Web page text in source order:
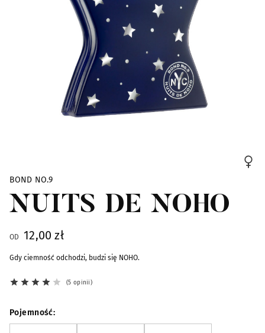
BOND NO.9
NUITS DE NOHO
OD 12,00 zł
Gdy ciemność odchodzi, budzi się NOHO.
5 opinii
Pojemność